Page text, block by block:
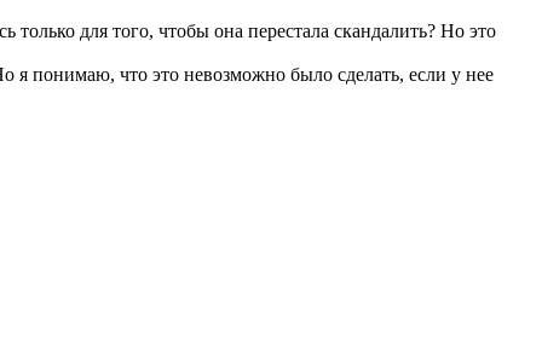
для того, чтобы она перестала скандалить? Но это
я понимаю, что это невозможно было сделать, если у нее